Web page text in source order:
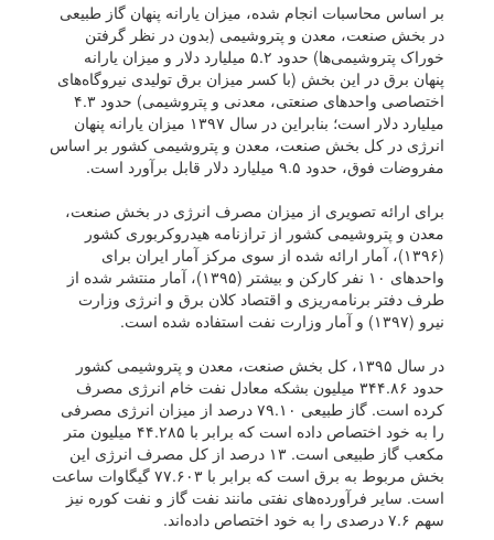
بر اساس محاسبات انجام شده، میزان یارانه پنهان گاز طبیعی
در بخش صنعت، معدن و پتروشیمی (بدون در نظر گرفتن
خوراک پتروشیمی‌ها) حدود ۵.۲ میلیارد دلار و میزان یارانه
پنهان برق در این بخش (با کسر میزان برق تولیدی نیروگاه‌های
اختصاصی واحد‌های صنعتی، معدنی و پتروشیمی) حدود ۴.۳
میلیارد دلار است؛ بنابراین در سال ۱۳۹۷ میزان یارانه پنهان
انرژی در کل بخش صنعت، معدن و پتروشیمی کشور بر اساس
مفروضات فوق، حدود ۹.۵ میلیارد دلار قابل برآورد است.
برای ارائه تصویری از میزان مصرف انرژی در بخش صنعت،
معدن و پتروشیمی کشور از ترازنامه هیدروکربوری کشور
(۱۳۹۶)، آمار ارائه شده از سوی مرکز آمار ایران برای
واحد‌های ۱۰ نفر کارکن و بیشتر (۱۳۹۵)، آمار منتشر شده از
طرف دفتر برنامه‌ریزی و اقتصاد کلان برق و انرژی وزارت
نیرو (۱۳۹۷) و آمار وزارت نفت استفاده شده است.
در سال ۱۳۹۵، کل بخش صنعت، معدن و پتروشیمی کشور
حدود ۳۴۴.۸۶ میلیون بشکه معادل نفت خام انرژی مصرف
کرده است. گاز طبیعی ۷۹.۱۰ درصد از میزان انرژی مصرفی
را به خود اختصاص داده است که برابر با ۴۴.۲۸۵ میلیون متر
مکعب گاز طبیعی است. ۱۳ درصد از کل مصرف انرژی این
بخش مربوط به برق است که برابر با ۷۷.۶۰۳ گیگاوات ساعت
است. سایر فرآورده‌های نفتی مانند نفت گاز و نفت کوره نیز
سهم ۷.۶ درصدی را به خود اختصاص داده‌اند.